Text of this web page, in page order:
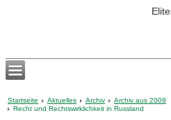
Startseite Aktuelles Archiv
Archiv aus 2009
Recht und Rechtswirklichkeit in Russland